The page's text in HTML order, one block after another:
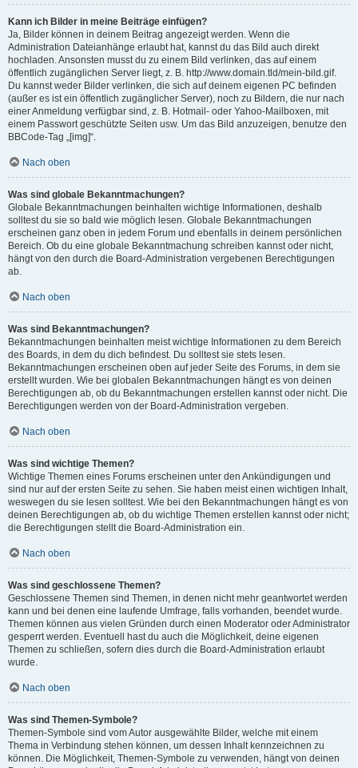
Kann ich Bilder in meine Beiträge einfügen?
Ja, Bilder können in deinem Beitrag angezeigt werden. Wenn die
Administration Dateianhänge erlaubt hat, kannst du das Bild auch direkt
hochladen. Ansonsten musst du zu einem Bild verlinken, das auf einem
öffentlich zugänglichen Server liegt, z. B. http://www.domain.tld/mein-bild.gif.
Du kannst weder Bilder verlinken, die sich auf deinem eigenen PC befinden
(außer es ist ein öffentlich zugänglicher Server), noch zu Bildern, die nur nach
einer Anmeldung verfügbar sind, z. B. Hotmail- oder Yahoo-Mailboxen, mit
einem Passwort geschützte Seiten usw. Um das Bild anzuzeigen, benutze den
BBCode-Tag „[img]“.
Nach oben
Was sind globale Bekanntmachungen?
Globale Bekanntmachungen beinhalten wichtige Informationen, deshalb
solltest du sie so bald wie möglich lesen. Globale Bekanntmachungen
erscheinen ganz oben in jedem Forum und ebenfalls in deinem persönlichen
Bereich. Ob du eine globale Bekanntmachung schreiben kannst oder nicht,
hängt von den durch die Board-Administration vergebenen Berechtigungen
ab.
Nach oben
Was sind Bekanntmachungen?
Bekanntmachungen beinhalten meist wichtige Informationen zu dem Bereich
des Boards, in dem du dich befindest. Du solltest sie stets lesen.
Bekanntmachungen erscheinen oben auf jeder Seite des Forums, in dem sie
erstellt wurden. Wie bei globalen Bekanntmachungen hängt es von deinen
Berechtigungen ab, ob du Bekanntmachungen erstellen kannst oder nicht. Die
Berechtigungen werden von der Board-Administration vergeben.
Nach oben
Was sind wichtige Themen?
Wichtige Themen eines Forums erscheinen unter den Ankündigungen und
sind nur auf der ersten Seite zu sehen. Sie haben meist einen wichtigen Inhalt,
weswegen du sie lesen solltest. Wie bei den Bekanntmachungen hängt es von
deinen Berechtigungen ab, ob du wichtige Themen erstellen kannst oder nicht;
die Berechtigungen stellt die Board-Administration ein.
Nach oben
Was sind geschlossene Themen?
Geschlossene Themen sind Themen, in denen nicht mehr geantwortet werden
kann und bei denen eine laufende Umfrage, falls vorhanden, beendet wurde.
Themen können aus vielen Gründen durch einen Moderator oder Administrator
gesperrt werden. Eventuell hast du auch die Möglichkeit, deine eigenen
Themen zu schließen, sofern dies durch die Board-Administration erlaubt
wurde.
Nach oben
Was sind Themen-Symbole?
Themen-Symbole sind vom Autor ausgewählte Bilder, welche mit einem
Thema in Verbindung stehen können, um dessen Inhalt kennzeichnen zu
können. Die Möglichkeit, Themen-Symbole zu verwenden, hängt von deinen